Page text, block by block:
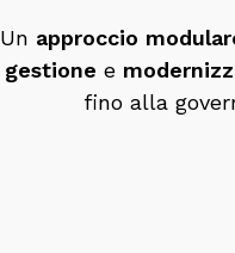
Un approccio
gestione e
fino alla